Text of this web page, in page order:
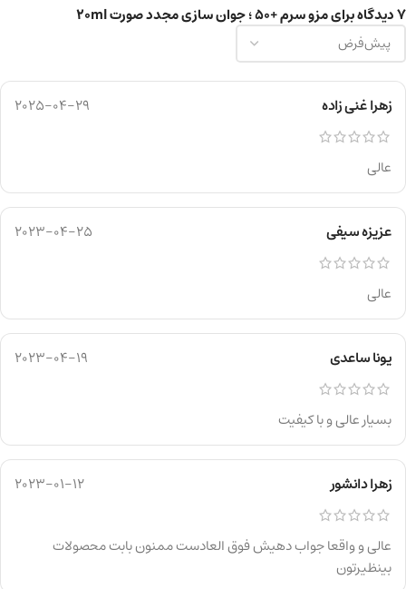
7 دیدگاه برای مزو سرم +50 ؛ جوان سازی مجدد صورت 20ml
زهرا غنی زاده 2025-04-29
عالی
عزیزه سیفی 2023-04-25
عالی
یونا ساعدی 2023-04-19
بسیار عالی و با کیفیت
زهرا دانشور 2023-01-12
عالی و واقعا جواب دهیش فوق العادست ممنون بابت محصولات
بینظیرتون